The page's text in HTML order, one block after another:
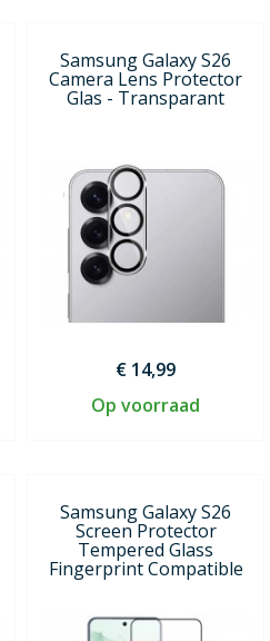
Samsung Galaxy S26
Camera Lens Protector
Glas - Transparant
€ 14,99
Op voorraad
Samsung Galaxy S26
Screen Protector
Tempered Glass
Fingerprint Compatible